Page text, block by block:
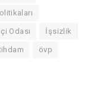
Odası İşsizlik
övp